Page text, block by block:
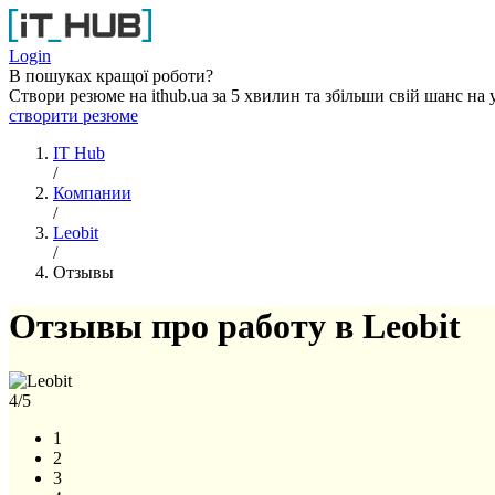
Перейти к основному содержанию
Login
В пошуках кращої роботи?
Створи резюме на ithub.ua за 5 хвилин та збільши свій шанс на
створити резюме
IT Hub
/
Компании
/
Leobit
/
Отзывы
Отзывы про работу в Leobit
4/5
1
2
3